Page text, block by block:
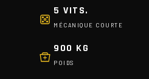
5 VITS.
MÉCANIQUE COURTE
900 KG
POIDS